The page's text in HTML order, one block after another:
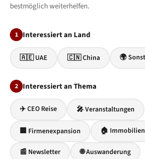
bestmöglich weiterhelfen.
1 Interessiert an Land
🇦🇪 UAE 🇨🇳 China 🌍
2 Interessiert an Thema
✈️ CEO Reise 🎤 Veranstaltungen
🏢 Firmenexpansion 🏠 Immobilien
📰 Newsletter 🌐 Auswanderung